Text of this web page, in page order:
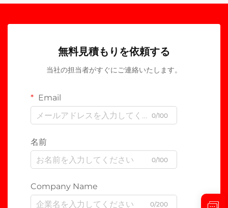
無料見積もりを依頼する
当社の担当者がすぐにご連絡いたします。
Email
0/100
名前
0/100
Company Name
0/200